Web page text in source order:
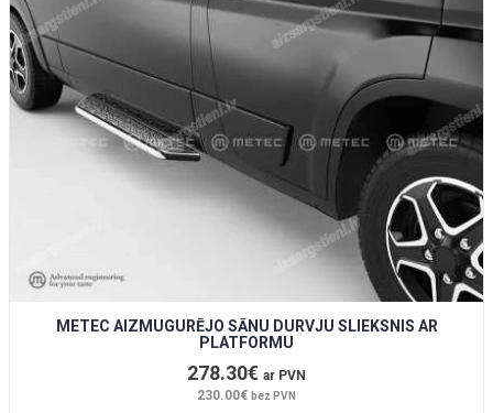
METEC AIZMUGURĒJO SĀNU DURVJU SLIEKSNIS AR
PLATFORMU
278.30€ ar PVN
230.00€ bez PVN